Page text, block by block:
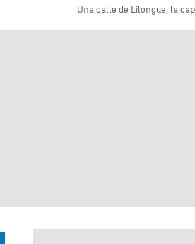
Una calle de Lilongüe, la